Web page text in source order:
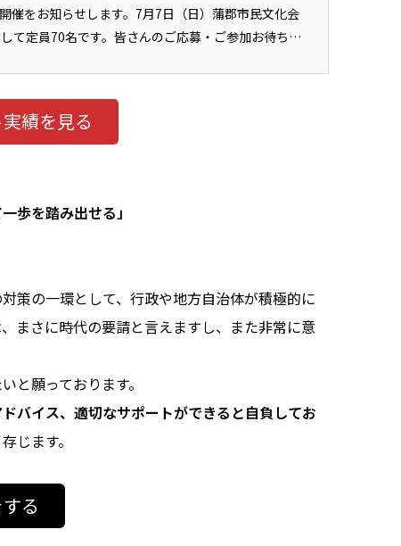
催をお知らせします。7月7日（日）蒲郡市民文化会
て定員70名です。皆さんのご応募・ご参加お待ちし
績を見る
歩を踏み出せる」
策の一環として、行政や地方自治体が積極的に
まさに時代の要請と言えますし、また非常に意
と願っております。
バイス、適切なサポートができると自負してお
じます。
る